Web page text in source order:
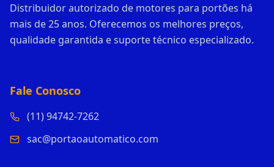
Distribuidor autorizado de motores para portões há
mais de 25 anos. Oferecemos os melhores preços,
qualidade garantida e suporte técnico especializado.
Fale Conosco
(11) 94742-7262
sac@portaoautomatico.com